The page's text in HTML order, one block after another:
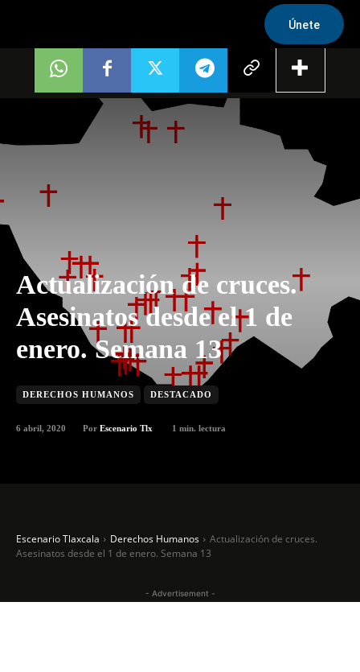
Únete
Actualización de cruces.
Asesinatos desde el 1 de
enero. Semana 13
DERECHOS HUMANOS DESTACADO
6 abril, 2020 Por Escenario Tlx 1 min. lectura
Escenario Tlaxcala Derechos Humanos
Actualización de cruces.
Asesinatos desde el 1 de enero. Semana 13
- Advertisement -